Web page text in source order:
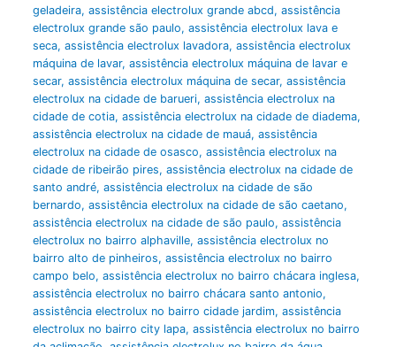
geladeira, assistência electrolux grande abcd, assistência
electrolux grande são paulo, assistência electrolux lava e
seca, assistência electrolux lavadora, assistência electrolux
máquina de lavar, assistência electrolux máquina de lavar e
secar, assistência electrolux máquina de secar, assistência
electrolux na cidade de barueri, assistência electrolux na
cidade de cotia, assistência electrolux na cidade de diadema,
assistência electrolux na cidade de mauá, assistência
electrolux na cidade de osasco, assistência electrolux na
cidade de ribeirão pires, assistência electrolux na cidade de
santo andré, assistência electrolux na cidade de são
bernardo, assistência electrolux na cidade de são caetano,
assistência electrolux na cidade de são paulo, assistência
electrolux no bairro alphaville, assistência electrolux no
bairro alto de pinheiros, assistência electrolux no bairro
campo belo, assistência electrolux no bairro chácara inglesa,
assistência electrolux no bairro chácara santo antonio,
assistência electrolux no bairro cidade jardim, assistência
electrolux no bairro city lapa, assistência electrolux no bairro